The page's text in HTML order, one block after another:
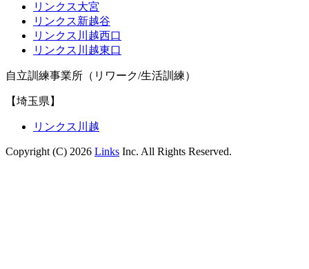
リンクス大宮
リンクス新越谷
リンクス川越西口
リンクス川越東口
自立訓練事業所（リワーク/生活訓練）
【埼玉県】
リンクス川越
Copyright (C) 2026 Links Inc. All Rights Reserved.